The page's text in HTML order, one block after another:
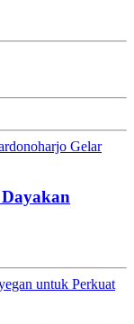
Gelar
untuk Perkuat